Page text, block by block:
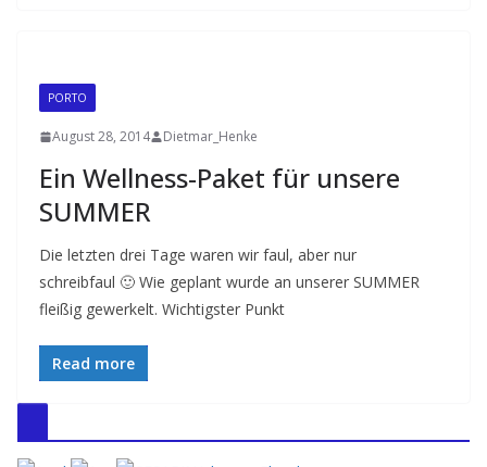
PORTO
August 28, 2014 Dietmar_Henke
Ein Wellness-Paket für unsere
SUMMER
Die letzten drei Tage waren wir faul, aber nur
schreibfaul 🙂 Wie geplant wurde an unserer SUMMER
fleißig gewerkelt. Wichtigster Punkt
Read more